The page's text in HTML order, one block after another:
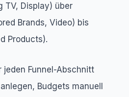
TV, Display) über
Brands, Video) bis
Products).
jeden Funnel-Abschnitt
Budgets manuell